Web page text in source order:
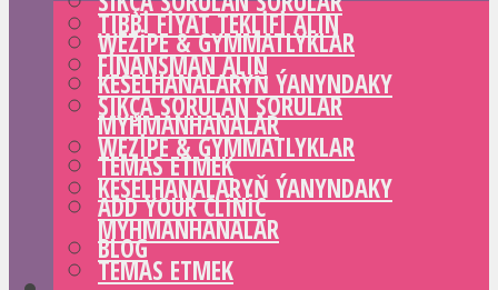
WEZIPE & GYMMATLYKLAR
KESELHANALARYŇ ÝANYNDAKY
MYHMANHANALAR
TEMAS ETMEK
ADD YOUR CLINIC
BLOG
TIBBI FIYAT TEKLIFI ALIN
FINANSMAN ALIN
SIKÇA SORULAN SORULAR
WEZIPE & GYMMATLYKLAR
KESELHANALARYŇ ÝANYNDAKY
MYHMANHANALAR
TEMAS ETMEK